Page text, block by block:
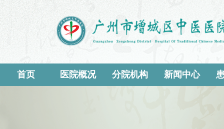
首页 医院概况 分院机构 新闻中心